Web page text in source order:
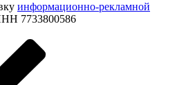
информационно-рекламной
7733800586